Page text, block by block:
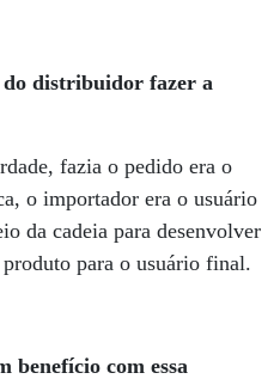
do distribuidor fazer a
fazia o pedido era o
o importador era o usuário
da cadeia para desenvolver
para o usuário final.
benefício com essa